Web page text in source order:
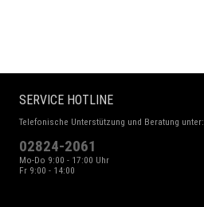
SERVICE HOTLINE
Telefonische Unterstützung und Beratung unter:
02824-2061
Mo-Do 9:00 - 17:00 Uhr
Fr 9:00 - 14:00